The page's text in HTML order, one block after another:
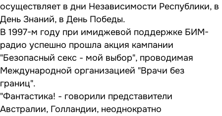
осуществляет в дни Независимости Республики, в
День Знаний, в День Победы.
В 1997-м году при имиджевой поддержке БИМ-
радио успешно прошла акция кампании
"Безопасный секс - мой выбор", проводимая
Международной организацией "Врачи без
границ".
"Фантастика! - говорили представители
Австралии, Голландии, неоднократно